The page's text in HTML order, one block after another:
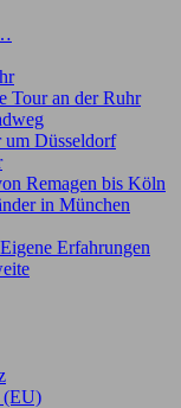
Tour an der Ruhr
um Düsseldorf
Remagen bis Köln
in München
Erfahrungen
(EU)